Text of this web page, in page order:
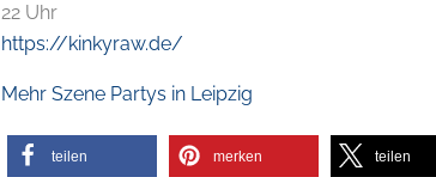
22 Uhr
https://kinkyraw.de/
Mehr Szene Partys in Leipzig
teilen merken teilen